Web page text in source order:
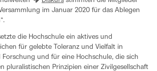
im Januar 2020 für das Ablegen
die Hochschule ein aktives und
für gelebte Toleranz und Vielfalt in
und für eine Hochschule, die sich
pluralistischen Prinzipien einer Zivilgesellschaft